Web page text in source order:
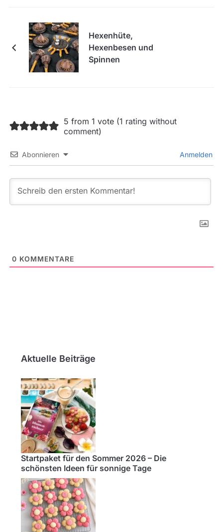
Hexenhüte,
Hexenbesen und
Spinnen
5 from 1 vote (1 rating without
comment)
Abonnieren Anmelden
0 KOMMENTARE
Aktuelle Beiträge
Startpaket für den Sommer 2026 – Die
schönsten Ideen für sonnige Tage